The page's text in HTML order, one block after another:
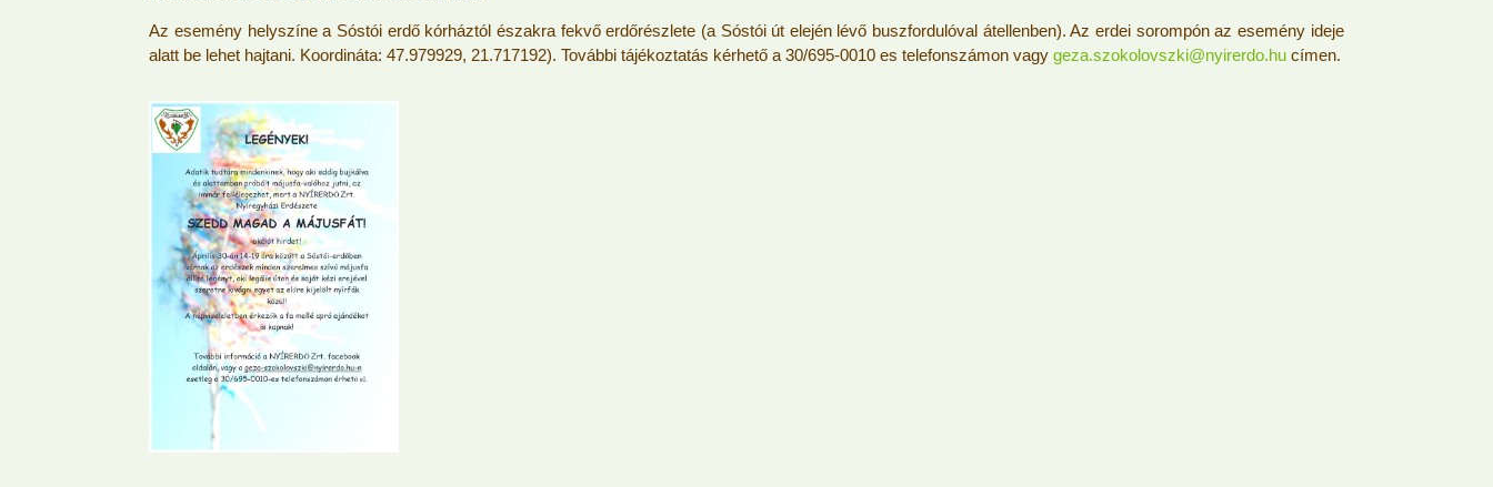
Az esemény helyszíne a Sóstói erdő kórháztól északra fekvő erdőrészlete (a Sóstói út elején lévő buszfordulóval átellenben). Az erdei sorompón az esemény ideje
alatt be lehet hajtani. Koordináta: 47.979929, 21.717192). További tájékoztatás kérhető a 30/695-0010 es telefonszámon vagygeza.szokolovszki@nyirerdo.hu címen.